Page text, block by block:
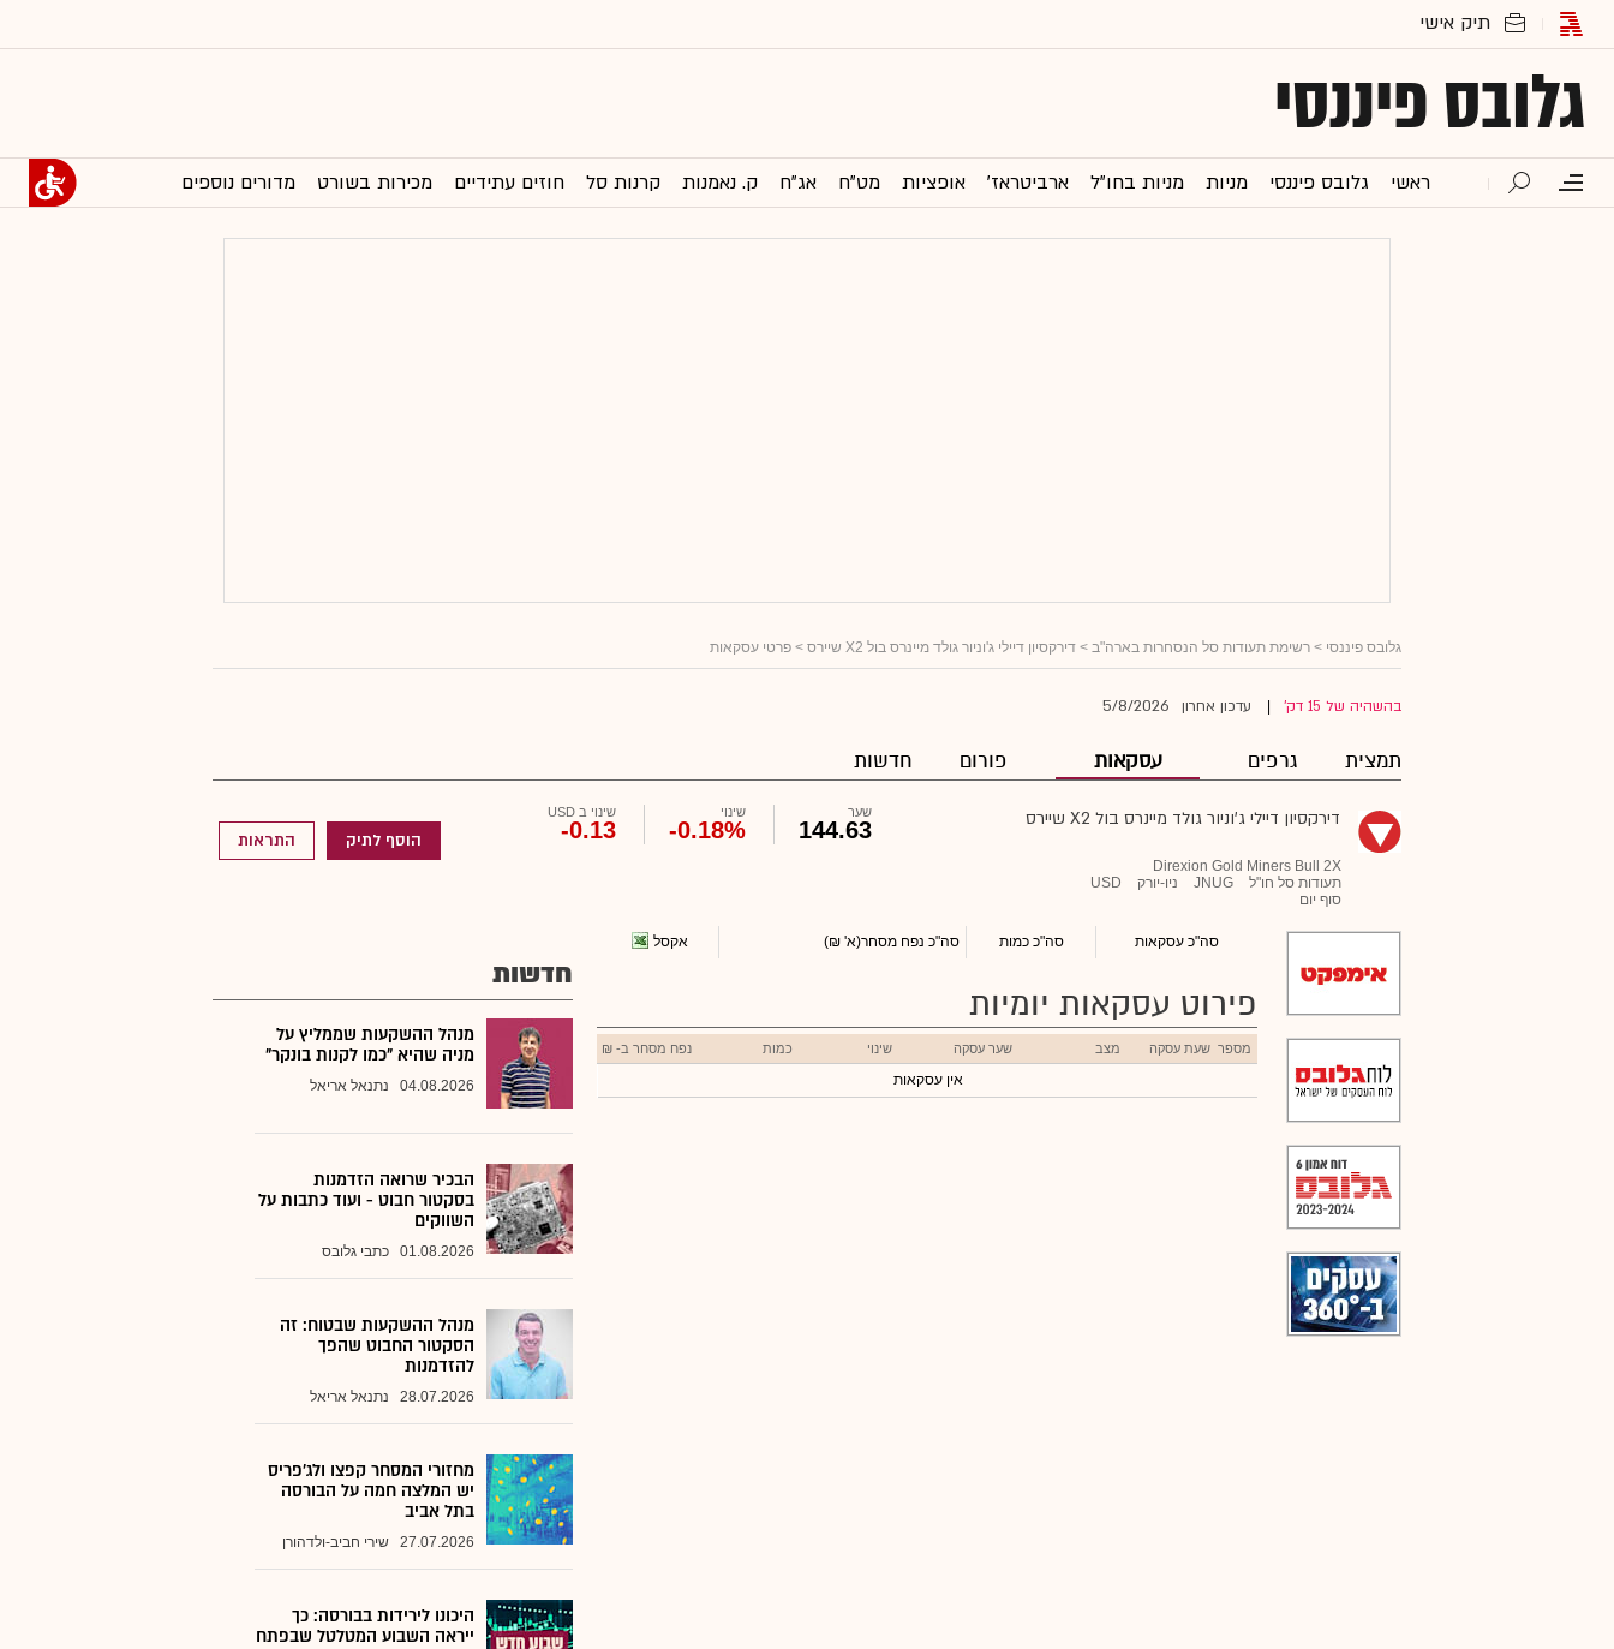
גלובס פיננסי
ראשי גלובס פיננסי מניות מניות בחו"ל ארביטראז' אופציות מט"ח אג"ח ק. נאמנות קרנות סל חוזים עתידיים מכירות בשורט מדורים נוספים
גלובס פיננסי > רשימת תעודות סל הנסחרות בארה"ב > דירקסיון דיילי ג'וניור גולד מיינרס בול X2 שיירס > פרטי עסקאות
בהשהיה של 15 דק' עדכון אחרון 5/8/2026
תמצית גרפים עסקאות פורום חדשות
דירקסיון דיילי ג'וניור גולד מיינרס בול X2 שיירס
Direxion Gold Miners Bull 2X
תעודות סל חו"ל
JNUG ניו-יורק
USD
סוף יום
שער
144.63
שינוי
-0.18%
שינוי ב USD
-0.13 הוסף לתיק התראות
סה"כ עסקאות סה"כ כמות סה"כ נפח מסחר(א' ₪) אקסל
פירוט עסקאות יומיות
מספר שעת עסקה מצב שער עסקה שינוי כמות נפח מסחר ב- ₪
אין עסקאות
חדשות
מנהל ההשקעות שממליץ על
מניה שהיא "כמו לקנות בונקר"
04.08.2026 נתנאל אריאל
הבכיר שרואה הזדמנות
בסקטור חבוט - ועוד כתבות על
השווקים
01.08.2026 כתבי גלובס
מנהל ההשקעות שבטוח: זה
הסקטור החבוט שהפך
להזדמנות
28.07.2026 נתנאל אריאל
מחזורי המסחר קפצו ולג'פריס
יש המלצה חמה על הבורסה
בתל אביב
27.07.2026 שירי חביב-ולדהורן
היכונו לירידות בבורסה: כך
ייראה השבוע המטלטל שבפתח